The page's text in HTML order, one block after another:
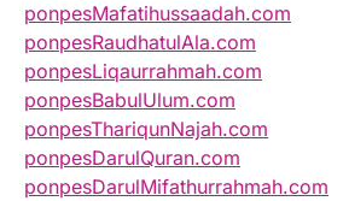
ponpesMafatihussaadah.com
ponpesRaudhatulAla.com
ponpesLiqaurrahmah.com
ponpesBabulUlum.com
ponpesThariqunNajah.com
ponpesDarulQuran.com
ponpesDarulMifathurrahmah.com